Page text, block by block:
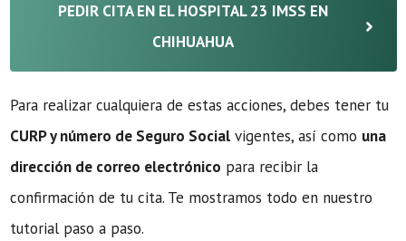
PEDIR CITA EN EL HOSPITAL 23 IMSS EN
CHIHUAHUA
Para realizar cualquiera de estas acciones, debes tener tu
CURP y número de Seguro Social vigentes, así como una
dirección de correo electrónico para recibir la
confirmación de tu cita. Te mostramos todo en nuestro
tutorial paso a paso.